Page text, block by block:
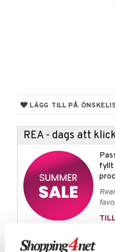
LÄGG TILL PÅ
REA - dags att
fyllt